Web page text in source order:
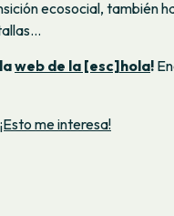
ecosocial, también
web de la [esc]hola!
¡Esto me interesa!